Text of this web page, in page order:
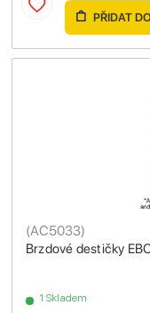
PŘIDAT
Brzdové destičky
(AC5033)
1 Skladem